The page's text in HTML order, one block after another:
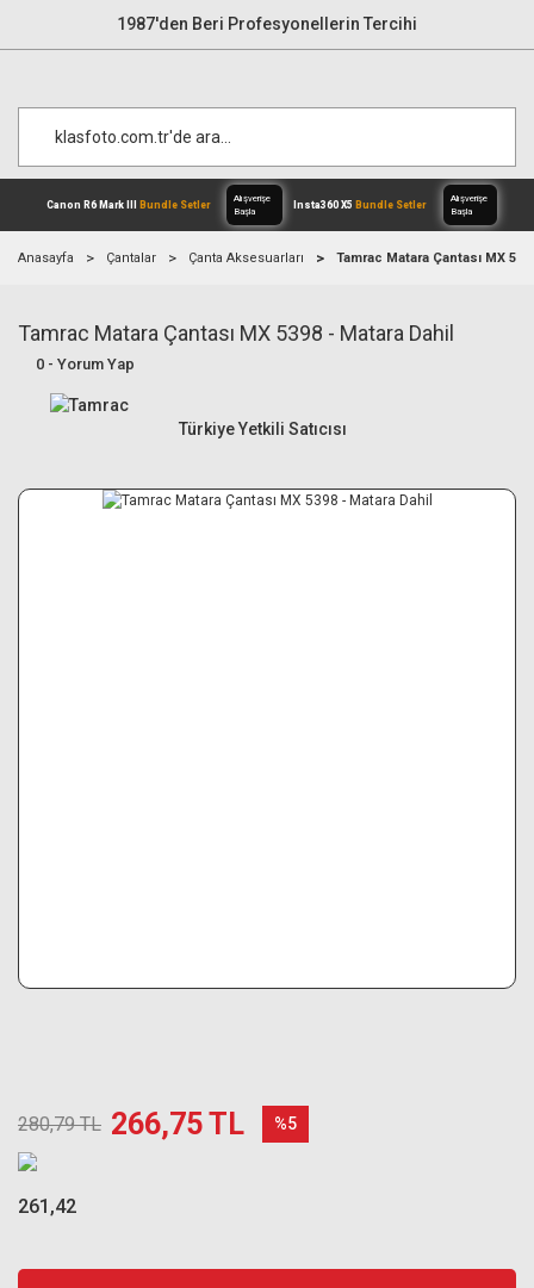
1987'den Beri Profesyonellerin Tercihi
Canon R6 Mark IIIBundle Setler
Alışverişe
Anasayfa Çantalar Çanta Aksesuarları Tamrac Matara Çantası MX
Tamrac Matara Çantası MX 5398 - Matara Dahil
0 - Yorum Yap
Türkiye Yetkili Satıcısı
280,79 TL 266,75 TL %5
261,42